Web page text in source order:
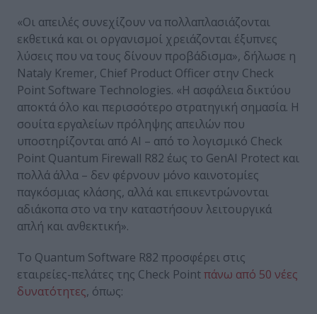
«Οι απειλές συνεχίζουν να πολλαπλασιάζονται
εκθετικά και οι οργανισμοί χρειάζονται έξυπνες
λύσεις που να τους δίνουν προβάδισμα», δήλωσε η
Nataly Kremer, Chief Product Officer στην Check
Point Software Technologies. «Η ασφάλεια δικτύου
αποκτά όλο και περισσότερο στρατηγική σημασία. Η
σουίτα εργαλείων πρόληψης απειλών που
υποστηρίζονται από AI – από το λογισμικό Check
Point Quantum Firewall R82 έως το GenAI Protect και
πολλά άλλα – δεν φέρνουν μόνο καινοτομίες
παγκόσμιας κλάσης, αλλά και επικεντρώνονται
αδιάκοπα στο να την καταστήσουν λειτουργικά
απλή και ανθεκτική».
Το Quantum Software R82 προσφέρει στις
εταιρείες-πελάτες της Check Pointπάνω από 50 νέες
δυνατότητες, όπως: